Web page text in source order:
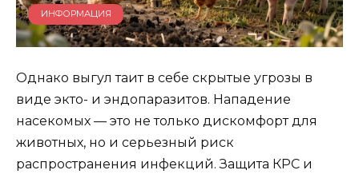
ИНФОРМАЦИЯ
Однако выгул таит в себе скрытые угрозы в
виде экто- и эндопаразитов. Нападение
насекомых — это не только дискомфорт для
животных, но и серьезный риск
распространения инфекций. Защита КРС и